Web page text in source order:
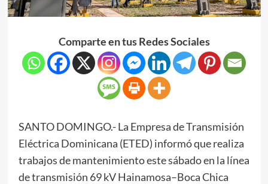
Comparte en tus Redes Sociales
SANTO DOMINGO.- La Empresa de Transmisión
Eléctrica Dominicana (ETED) informó que realiza
trabajos de mantenimiento este sábado en la línea
de transmisión 69 kV Hainamosa–Boca Chica